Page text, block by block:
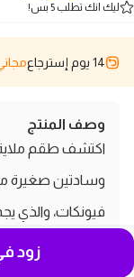
ليك انك تطلب 5 بس!
14 يوم إسترجاع
وصف المنتج
وسادتين صغيرة
فيونكات، والذي
يتميز هذا الطقم
زود